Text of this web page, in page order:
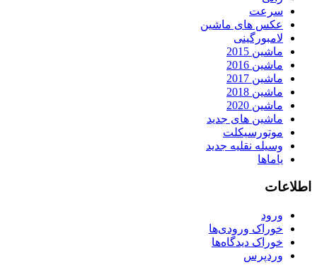
سرعت
عکس های ماشین
لامبورگینی
ماشین 2015
ماشین 2016
ماشین 2017
ماشین 2018
ماشین 2020
ماشین های جدید
موتورسیکلت
وسیله نقلیه جدید
یاماها
اطلاعات
ورود
خوراک ورودی‌ها
خوراک دیدگاه‌ها
وردپرس